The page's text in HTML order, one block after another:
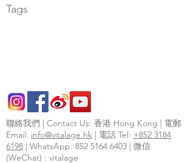
Tags
聯絡我們 | Contact Us: 香港 Hong Kong | 電郵
Email: info@vitalage.hk | 電話 Tel: +852 3184
6198 | WhatsApp: 852 5164 6403 | 微信
(WeChat) : vitalage